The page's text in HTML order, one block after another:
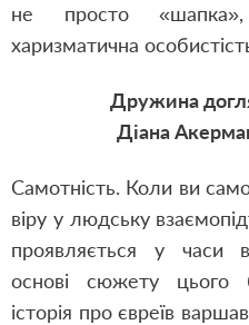
не просто
харизматична
Дружина
Діана
Самотність. Коли ви
віру у людську
проявляється у часи
основі сюжету цього
історія про євреїв